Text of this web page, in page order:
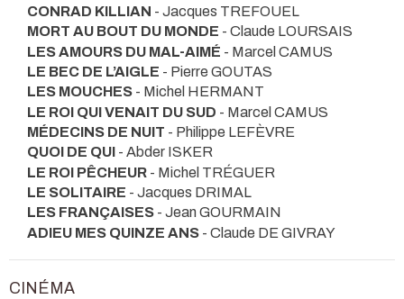
CONRAD KILLIAN - Jacques TREFOUEL
MORT AU BOUT DU MONDE - Claude LOURSAIS
LES AMOURS DU MAL-AIMÉ - Marcel CAMUS
LE BEC DE L’AIGLE - Pierre GOUTAS
LES MOUCHES - Michel HERMANT
LE ROI QUI VENAIT DU SUD - Marcel CAMUS
MÉDECINS DE NUIT - Philippe LEFÈVRE
QUOI DE QUI - Abder ISKER
LE ROI PÊCHEUR - Michel TRÉGUER
LE SOLITAIRE - Jacques DRIMAL
LES FRANÇAISES - Jean GOURMAIN
ADIEU MES QUINZE ANS - Claude DE GIVRAY
CINÉMA